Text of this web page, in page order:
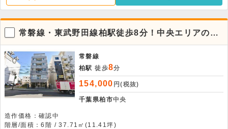
常磐線・東武野田線柏駅徒歩8分！中央エリアの6
階貸事務所。
常磐線
柏駅 徒歩8分
154,000 円(税抜)
千葉県柏市中央
造作価格：確認中
階層/面積：6階 / 37.71㎡(11.41坪)